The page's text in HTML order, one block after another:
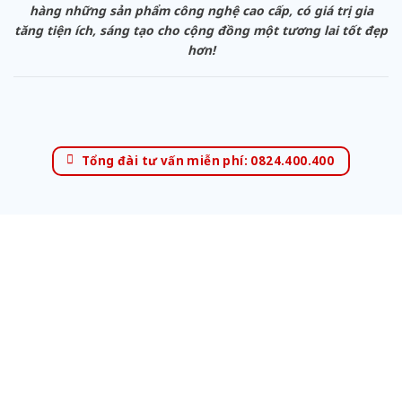
hàng những sản phẩm công nghệ cao cấp, có giá trị gia
tăng tiện ích, sáng tạo cho cộng đồng một tương lai tốt đẹp
hơn!
Tổng đài tư vấn miễn phí: 0824.400.400